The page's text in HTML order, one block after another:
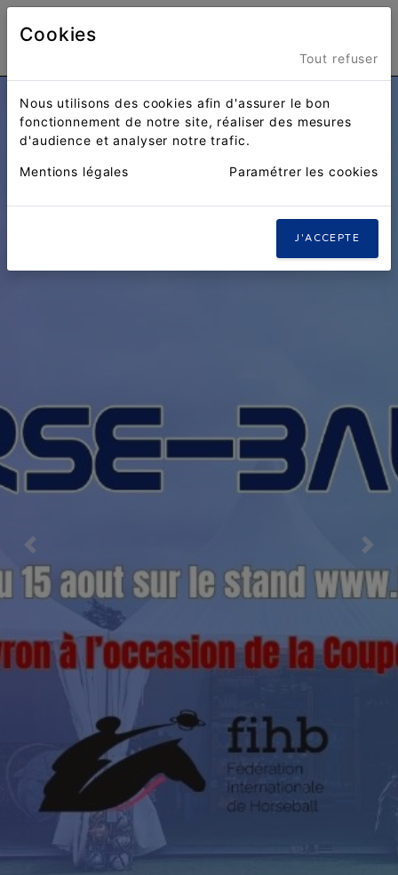
Previous Next
Cookies
Tout refuser
Nous utilisons des cookies afin d'assurer le bon
fonctionnement de notre site, réaliser des mesures
d'audience et analyser notre trafic.
Mentions légales Paramétrer les cookies
J'ACCEPTE